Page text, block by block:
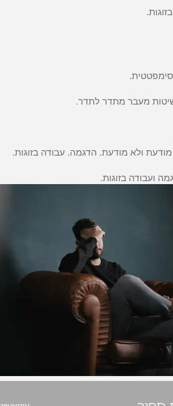
מעבר מתדר לתדר.
ולא מודעת. הדגמה. עבודה בזוגות.
ועבודה בזוגות.
ספיר) -